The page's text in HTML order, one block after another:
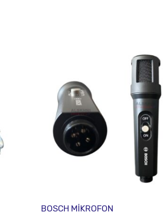
BOSCH MİKROFON